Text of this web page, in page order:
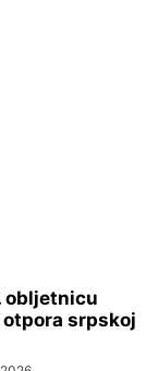
obljetnicu
srpskoj